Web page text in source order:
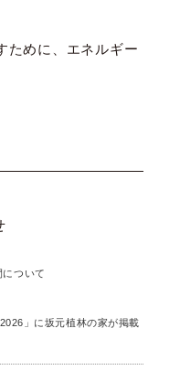
ために、エネルギー
ついて
」に坂元植林の家が掲載